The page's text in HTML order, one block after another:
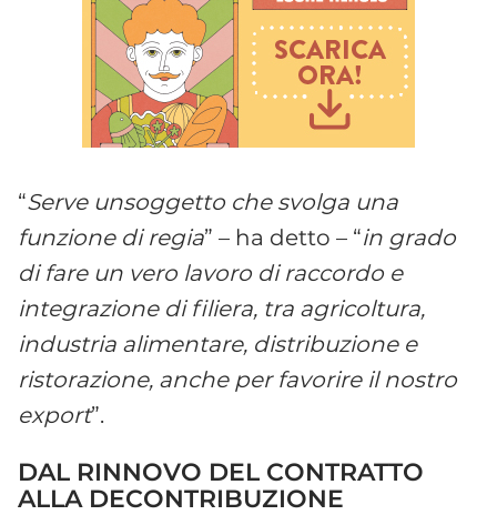
“Serve unsoggetto che svolga una
funzione di regia” – ha detto – “in grado
di fare un vero lavoro di raccordo e
integrazione di filiera, tra agricoltura,
industria alimentare, distribuzione e
ristorazione, anche per favorire il nostro
export”.
DAL RINNOVO DEL CONTRATTO
ALLA DECONTRIBUZIONE